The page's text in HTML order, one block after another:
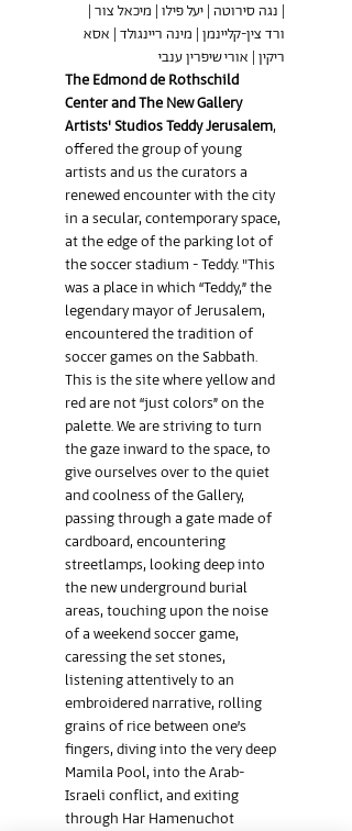
| נגה סירוטה | יעל פילו | מיכאל צור |
ורד צין-קליינמן | מינה ריינגולד | אסא
ריקין | אורי שיפרין ענבי
The Edmond de Rothschild
Center and The New Gallery
Artists' Studios Teddy Jerusalem,
offered the group of young
artists and us the curators a
renewed encounter with the city
in a secular, contemporary space,
at the edge of the parking lot of
the soccer stadium - Teddy. "This
was a place in which “Teddy,” the
legendary mayor of Jerusalem,
encountered the tradition of
soccer games on the Sabbath.
This is the site where yellow and
red are not “just colors” on the
palette. We are striving to turn
the gaze inward to the space, to
give ourselves over to the quiet
and coolness of the Gallery,
passing through a gate made of
cardboard, encountering
streetlamps, looking deep into
the new underground burial
areas, touching upon the noise
of a weekend soccer game,
caressing the set stones,
listening attentively to an
embroidered narrative, rolling
grains of rice between one’s
fingers, diving into the very deep
Mamila Pool, into the Arab-
Israeli conflict, and exiting
through Har Hamenuchot